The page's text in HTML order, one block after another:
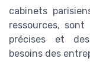
cabinets
ressources,
précises et
besoins des